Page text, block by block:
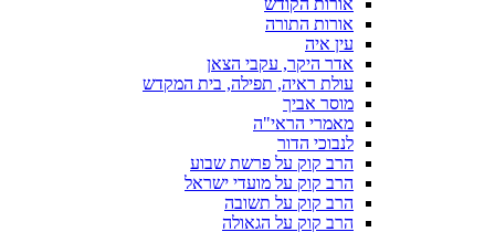
אורות הקודש
אורות התורה
עין איה
אדר היקר, עקבי הצאן
עולת ראיה, תפילה, בית המקדש
מוסר אביך
מאמרי הראי"ה
לנבוכי הדור
הרב קוק על פרשת שבוע
הרב קוק על מועדי ישראל
הרב קוק על תשובה
הרב קוק על הגאולה